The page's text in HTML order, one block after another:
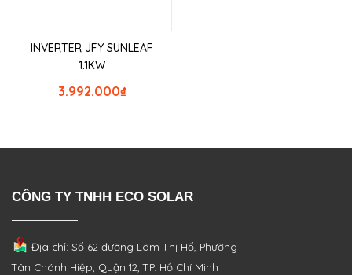
INVERTER JFY SUNLEAF
1.1KW
₫
3.992.000
CÔNG TY TNHH ECO SOLAR
Địa chỉ: Số 62 đường Lâm Thị Hố, Phường
Tân Chánh Hiệp, Quận 12, TP. Hồ Chí Minh